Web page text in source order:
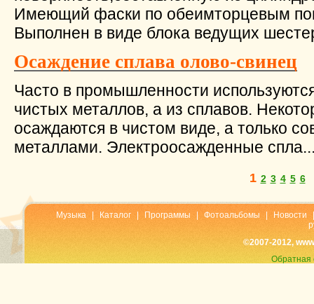
Имеющий фаски по обеимторцевым
Выполнен в виде блока ведущих
Осаждение сплава олово-свинец
Часто в промышленности
чистых металлов, а из сплавов.
осаждаются в чистом виде, а только
металлами. Электроосажденные
1 2 3 4 5 6
Музыка Каталог Программы Фотоальбомы Новости
©2007-2012,
Обратная